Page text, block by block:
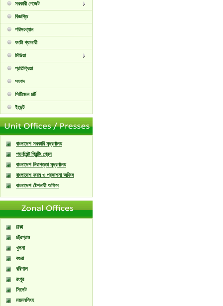
সরকারী গেজেট
বিজ্ঞপ্তি
পরিসংখ্যান
ফটো গ্যালারী
মিডিয়া
প্রতিক্রিয়া
সংবাদ
সিটিজেন চার্ট
ইভেন্ট
বাংলাদেশ সরকারি মুদ্রণালয়
গভর্ণমেন্ট প্রিন্টিং প্রেস
বাংলাদেশ নিরাপত্তা মুদ্রণালয়
বাংলাদেশ ফরম ও প্রকাশনা অফিস
বাংলাদেশ ষ্টেশনারী অফিস
ঢাকা
চট্রগ্রাম
খুলনা
বগুরা
বরিশাল
রংপুর
সিলেট
ময়মনসিংহ